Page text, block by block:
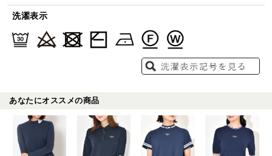
洗濯表示
あなたにオススメの商品